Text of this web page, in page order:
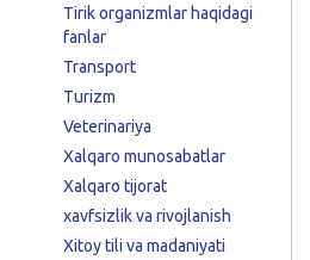
Tirik organizmlar haqidagi
fanlar
Transport
Turizm
Veterinariya
Xalqaro munosabatlar
Xalqaro tijorat
xavfsizlik va rivojlanish
Xitoy tili va madaniyati